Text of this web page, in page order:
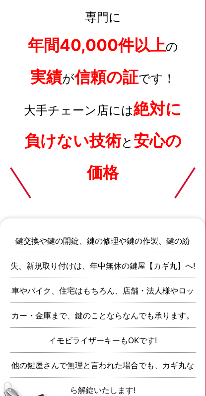
専門に
年間40,000件以上の
実績が信頼の証です！
大手チェーン店には絶対に
負けない技術と 安心の
価格
鍵交換や鍵の開錠、鍵の修理や鍵の作製、鍵の紛
失、新規取り付けは、年中無休の鍵屋【カギ丸】へ!
車やバイク、住宅はもちろん、店舗・法人様やロッ
カー・金庫まで、鍵のことならなんでも承ります。
イモビライザーキーもOKです!
他の鍵屋さんで無理と言われた場合でも、カギ丸な
ら解錠いたします!